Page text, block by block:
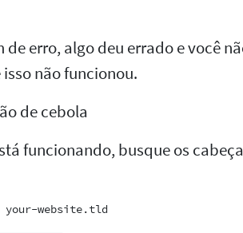
de erro, algo deu errado e você
não funcionou.
de cebola
funcionando, busque os